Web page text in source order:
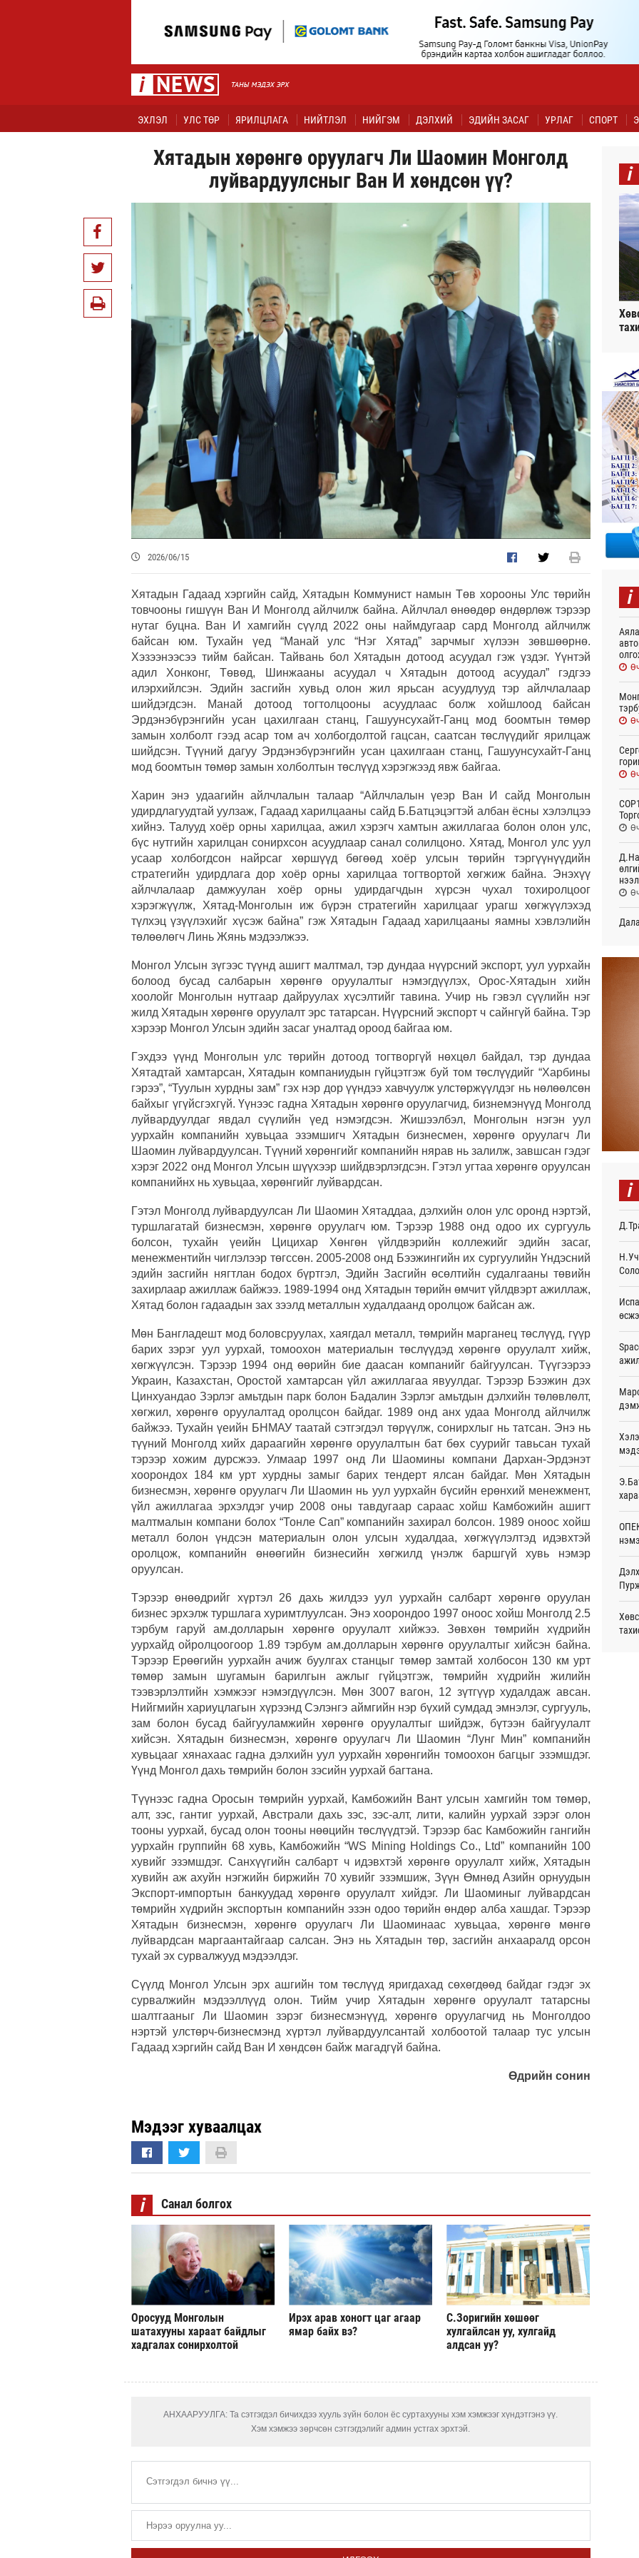
ЭХЛЭЛ УЛС ТӨР ЯРИЛЦЛАГА НИЙТЛЭЛ НИЙГЭМ ДЭЛХИЙ ЭДИЙН ЗАСАГ УРЛАГ СПОРТ
Хятадын хөрөнгө оруулагч Ли Шаомин Монголд
луйвардуулсныг Ван И хөндсөн үү?
2026/06/15
Хятадын Гадаад хэргийн сайд, Хятадын Коммунист намын Төв хорооны Улс төрийн
товчооны гишүүн Ван И Монголд айлчилж байна. Айлчлал өнөөдөр өндөрлөж тэрээр
нутаг буцна. Ван И хамгийн сүүлд 2022 оны наймдугаар сард Монголд айлчилж
байсан юм. Тухайн үед “Манай улс “Нэг Хятад” зарчмыг хүлээн зөвшөөрнө.
Хэзээнээсээ тийм байсан. Тайвань бол Хятадын дотоод асуудал гэж үздэг. Үүнтэй
адил Хонконг, Төвөд, Шинжааны асуудал ч Хятадын дотоод асуудал” гэдгээ
илэрхийлсэн. Эдийн засгийн хувьд олон жил ярьсан асуудлууд тэр айлчлалаар
шийдэгдсэн. Манай дотоод тогтолцооны асуудлаас болж хойшлоод байсан
Эрдэнэбүрэнгийн усан цахилгаан станц, Гашуунсухайт-Ганц мод боомтын төмөр
замын холболт гээд асар том ач холбогдолтой гацсан, саатсан төслүүдийг ярилцаж
шийдсэн. Түүний дагуу Эрдэнэбүрэнгийн усан цахилгаан станц, Гашуунсухайт-Ганц
мод боомтын төмөр замын холболтын төслүүд хэрэгжээд явж байгаа.
Харин энэ удаагийн айлчлалын талаар “Айлчлалын үеэр Ван И сайд Монголын
удирдлагуудтай уулзаж, Гадаад харилцааны сайд Б.Батцэцэгтэй албан ёсны хэлэлцээ
хийнэ. Талууд хоёр орны харилцаа, ажил хэрэгч хамтын ажиллагаа болон олон улс,
бүс нутгийн харилцан сонирхсон асуудлаар санал солилцоно. Хятад, Монгол улс уул
усаар холбогдсон найрсаг хөршүүд бөгөөд хоёр улсын төрийн тэргүүнүүдийн
стратегийн удирдлага дор хоёр орны харилцаа тогтвортой хөгжиж байна. Энэхүү
айлчлалаар дамжуулан хоёр орны удирдагчдын хүрсэн чухал тохиролцоог
хэрэгжүүлж, Хятад-Монголын иж бүрэн стратегийн харилцааг урагш хөгжүүлэхэд
түлхэц үзүүлэхийг хүсэж байна” гэж Хятадын Гадаад харилцааны яамны хэвлэлийн
төлөөлөгч Линь Жянь мэдээлжээ.
Монгол Улсын зүгээс түүнд ашигт малтмал, тэр дундаа нүүрсний экспорт, уул уурхайн
болоод бусад салбарын хөрөнгө оруулалтыг нэмэгдүүлэх, Орос-Хятадын хийн
хоолойг Монголын нутгаар дайруулах хүсэлтийг тавина. Учир нь гэвэл сүүлийн нэг
жилд Хятадын хөрөнгө оруулалт эрс татарсан. Нүүрсний экспорт ч сайнгүй байна. Тэр
хэрээр Монгол Улсын эдийн засаг уналтад ороод байгаа юм.
Гэхдээ үүнд Монголын улс төрийн дотоод тогтворгүй нөхцөл байдал, тэр дундаа
Хятадтай хамтарсан, Хятадын компаниудын гүйцэтгэж буй том төслүүдийг “Харбины
гэрээ”, “Туулын хурдны зам” гэх нэр дор үүндээ хавчуулж улстөржүүлдэг нь нөлөөлсөн
байхыг үгүйсгэхгүй. Үүнээс гадна Хятадын хөрөнгө оруулагчид, бизнемэнүүд Монголд
луйвардуулдаг явдал сүүлийн үед нэмэгдсэн. Жишээлбэл, Монголын нэгэн уул
уурхайн компанийн хувьцаа эзэмшигч Хятадын бизнесмен, хөрөнгө оруулагч Ли
Шаомин луйвардуулсан. Түүний хөрөнгийг компанийн нярав нь залилж, завшсан гэдэг
хэрэг 2022 онд Монгол Улсын шүүхээр шийдвэрлэгдсэн. Гэтэл угтаа хөрөнгө оруулсан
компанийнх нь хувьцаа, хөрөнгийг луйвардсан.
Гэтэл Монголд луйвардуулсан Ли Шаомин Хятаддаа, дэлхийн олон улс оронд нэртэй,
туршлагатай бизнесмэн, хөрөнгө оруулагч юм. Тэрээр 1988 онд одоо их сургууль
болсон, тухайн үеийн Цицихар Хөнгөн үйлдвэрийн коллежийг эдийн засаг,
менежментийн чиглэлээр төгссөн. 2005-2008 онд Бээжингийн их сургуулийн Үндэсний
эдийн засгийн нягтлан бодох бүртгэл, Эдийн Засгийн өсөлтийн судалгааны төвийн
захирлаар ажиллаж байжээ. 1989-1994 онд Хятадын төрийн өмчит үйлдвэрт ажиллаж,
Хятад болон гадаадын зах зээлд металлын худалдаанд оролцож байсан аж.
Мөн Бангладешт мод боловсруулах, хаягдал металл, төмрийн марганец төслүүд, гүүр
барих зэрэг уул уурхай, томоохон материалын төслүүдэд хөрөнгө оруулалт хийж,
хөгжүүлсэн. Тэрээр 1994 онд өөрийн бие даасан компанийг байгуулсан. Түүгээрээ
Украин, Казахстан, Оростой хамтарсан үйл ажиллагаа явуулдаг. Тэрээр Бээжин дэх
Цинхуандао Зэрлэг амьтдын парк болон Бадалин Зэрлэг амьтдын дэлхийн төлөвлөлт,
хөгжил, хөрөнгө оруулалтад оролцсон байдаг. 1989 онд анх удаа Монголд айлчилж
байжээ. Тухайн үеийн БНМАУ таатай сэтгэгдэл төрүүлж, сонирхлыг нь татсан. Энэ нь
түүний Монголд хийх дараагийн хөрөнгө оруулалтын бат бөх суурийг тавьсан тухай
тэрээр хожим дурсжээ. Улмаар 1997 онд Ли Шаомины компани Дархан-Эрдэнэт
хоорондох 184 км урт хурдны замыг барих тендерт ялсан байдаг. Мөн Хятадын
бизнесмэн, хөрөнгө оруулагч Ли Шаомин нь уул уурхайн бүсийн ерөнхий менежмент,
үйл ажиллагаа эрхэлдэг учир 2008 оны тавдугаар сараас хойш Камбожийн ашигт
малтмалын компани болох “Тонле Сап” компанийн захирал болсон. 1989 оноос хойш
металл болон үндсэн материалын олон улсын худалдаа, хөгжүүлэлтэд идэвхтэй
оролцож, компанийн өнөөгийн бизнесийн хөгжилд үнэлж баршгүй хувь нэмэр
оруулсан.
Тэрээр өнөөдрийг хүртэл 26 дахь жилдээ уул уурхайн салбарт хөрөнгө оруулан
бизнес эрхэлж туршлага хуримтлуулсан. Энэ хоорондоо 1997 оноос хойш Монголд 2.5
тэрбум гаруй ам.долларын хөрөнгө оруулалт хийжээ. Зөвхөн төмрийн хүдрийн
уурхайд ойролцоогоор 1.89 тэрбум ам.долларын хөрөнгө оруулалтыг хийсэн байна.
Тэрээр Ерөөгийн уурхайн ачиж буулгах станцыг төмөр замтай холбосон 130 км урт
төмөр замын шугамын барилгын ажлыг гүйцэтгэж, төмрийн хүдрийн жилийн
тээвэрлэлтийн хэмжээг нэмэгдүүлсэн. Мөн 3007 вагон, 12 зүтгүүр худалдаж авсан.
Нийгмийн хариуцлагын хүрээнд Сэлэнгэ аймгийн нэр бүхий сумдад эмнэлэг, сургууль,
зам болон бусад байгууламжийн хөрөнгө оруулалтыг шийдэж, бүтээн байгуулалт
хийсэн. Хятадын бизнесмэн, хөрөнгө оруулагч Ли Шаомин “Лунг Мин” компанийн
хувьцааг хянахаас гадна дэлхийн уул уурхайн хөрөнгийн томоохон багцыг эзэмшдэг.
Үүнд Монгол дахь төмрийн болон зэсийн уурхай багтана.
Түүнээс гадна Оросын төмрийн уурхай, Камбожийн Вант улсын хамгийн том төмөр,
алт, зэс, гантиг уурхай, Австрали дахь зэс, зэс-алт, лити, калийн уурхай зэрэг олон
тооны уурхай, бусад олон тооны нөөцийн төслүүдтэй. Тэрээр бас Камбожийн гангийн
уурхайн группийн 68 хувь, Камбожийн “WS Mining Holdings Co., Ltd” компанийн 100
хувийг эзэмшдэг. Санхүүгийн салбарт ч идэвхтэй хөрөнгө оруулалт хийж, Хятадын
хувийн аж ахуйн нэгжийн биржийн 70 хувийг эзэмшиж, Зүүн Өмнөд Азийн орнуудын
Экспорт-импортын банкуудад хөрөнгө оруулалт хийдэг. Ли Шаоминыг луйвардсан
төмрийн хүдрийн экспортын компанийн эзэн одоо төрийн өндөр алба хашдаг. Тэрээр
Хятадын бизнесмэн, хөрөнгө оруулагч Ли Шаоминаас хувьцаа, хөрөнгө мөнгө
луйвардсан маргаантайгаар салсан. Энэ нь Хятадын төр, засгийн анхааралд орсон
тухай эх сурвалжууд мэдээлдэг.
Сүүлд Монгол Улсын эрх ашгийн том төслүүд яригдахад сөхөгдөөд байдаг гэдэг эх
сурвалжийн мэдээллүүд олон. Тийм учир Хятадын хөрөнгө оруулалт татарсны
шалтгааныг Ли Шаомин зэрэг бизнесмэнүүд, хөрөнгө оруулагчид нь Монголдоо
нэртэй улстөрч-бизнесмэнд хүртэл луйвардуулсантай холбоотой талаар тус улсын
Гадаад хэргийн сайд Ван И хөндсөн байж магадгүй байна.
Өдрийн сонин
Мэдээг хуваалцах
i Санал болгох
Оросууд Монголын
шатахууны хараат байдлыг
хадгалах сонирхолтой
Ирэх арав хоногт цаг агаар
ямар байх вэ?
С.Зоригийн хөшөөг
хулгайлсан уу, хулгайд
алдсан уу?
АНХААРУУЛГА: Та сэтгэгдэл бичихдээ хууль зүйн болон ёс суртахууны хэм хэмжээг хүндэтгэнэ үү.
Хэм хэмжээ зөрчсөн сэтгэгдэлийг админ устгах эрхтэй.
i
i
Энэ
АНУ-
i